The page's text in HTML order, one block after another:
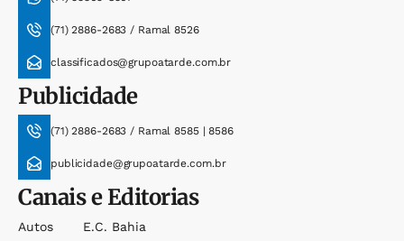
(71) 2886-2683 / Ramal 8526
classificados@grupoatarde.com.br
Publicidade
(71) 2886-2683 / Ramal 8585 | 8586
publicidade@grupoatarde.com.br
Canais e Editorias
Autos
E.c. Bahia